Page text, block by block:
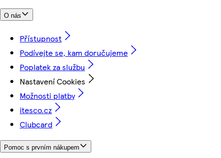
O nás
Přístupnost
Podívejte se, kam doručujeme
Poplatek za službu
Nastavení Cookies
Možnosti platby
itesco.cz
Clubcard
Pomoc s prvním nákupem